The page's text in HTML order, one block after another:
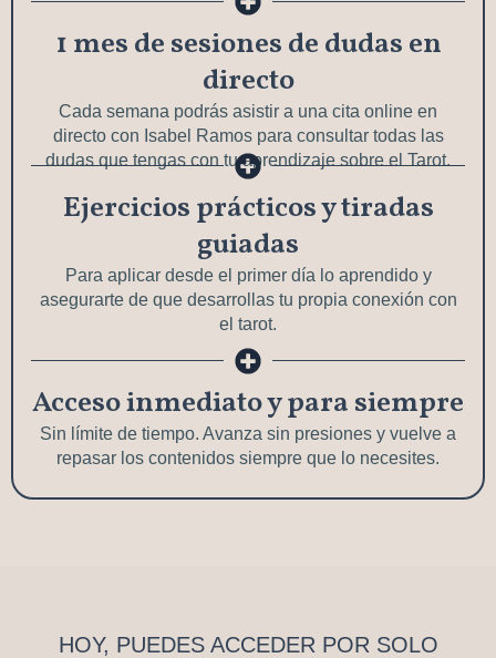
1 mes de sesiones de dudas en
directo
Cada semana podrás asistir a una cita online en
directo con Isabel Ramos para consultar todas las
dudas que tengas con tu aprendizaje sobre el Tarot.
Ejercicios prácticos y tiradas
guiadas
Para aplicar desde el primer día lo aprendido y
asegurarte de que desarrollas tu propia conexión con
el tarot.
Acceso inmediato y para siempre
Sin límite de tiempo. Avanza sin presiones y vuelve a
repasar los contenidos siempre que lo necesites.
HOY, PUEDES ACCEDER POR SOLO